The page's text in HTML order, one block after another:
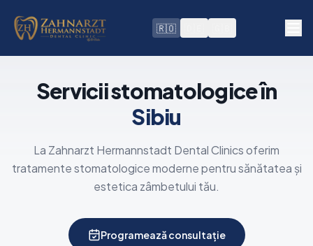
🇷🇴
Servicii stomatologice în
Sibiu
La Zahnarzt Hermannstadt Dental Clinics oferim
tratamente stomatologice moderne pentru sănătatea și
estetica zâmbetului tău.
Programează consultație